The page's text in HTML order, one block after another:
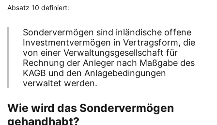
Absatz 10 definiert:
Sondervermögen sind inländische offene
Investmentvermögen in Vertragsform, die
von einer Verwaltungsgesellschaft für
Rechnung der Anleger nach Maßgabe des
KAGB und den Anlagebedingungen
verwaltet werden.
Wie wird das Sondervermögen
gehandhabt?